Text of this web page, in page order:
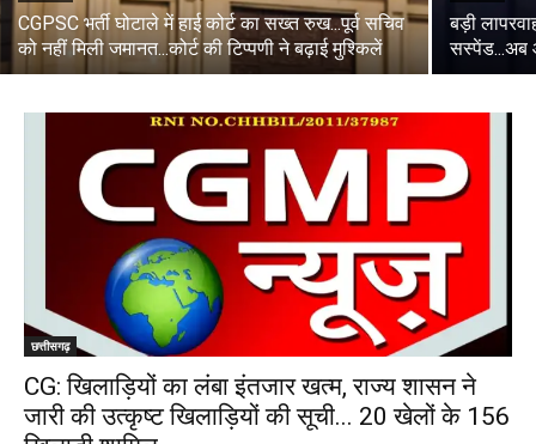
CGPSC भर्ती घोटाले में हाई कोर्ट का सख्त रुख...पूर्व सचिव
को नहीं मिली जमानत...कोर्ट की टिप्पणी ने बढ़ाई मुश्किलें
बड़ी
सस्पेंड...अब
छत्तीसगढ़
CG: खिलाड़ियों का लंबा इंतजार खत्म, राज्य शासन ने
जारी की उत्कृष्ट खिलाड़ियों की सूची... 20 खेलों के 156